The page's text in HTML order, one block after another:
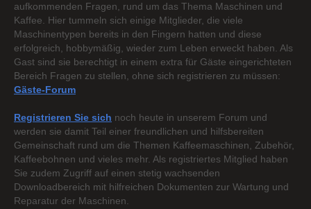
aufkommenden Fragen, rund um das Thema Maschinen und
Kaffee. Hier tummeln sich einige Mitglieder, die viele
Maschinentypen bereits in den Fingern hatten und diese
erfolgreich, hobbymäßig, wieder zum Leben erweckt haben. Als
Gast sind sie berechtigt in einem extra für Gäste eingerichteten
Bereich Fragen zu stellen, ohne sich registrieren zu müssen:
Gäste-Forum
Registrieren Sie sich noch heute in unserem Forum und
werden sie damit Teil einer freundlichen und hilfsbereiten
Gemeinschaft rund um die Themen Kaffeemaschinen, Zubehör,
Kaffeebohnen und vieles mehr. Als registriertes Mitglied haben
Sie zudem Zugriff auf einen stetig wachsenden
Downloadbereich mit hilfreichen Dokumenten zur Wartung und
Reparatur der Maschinen.